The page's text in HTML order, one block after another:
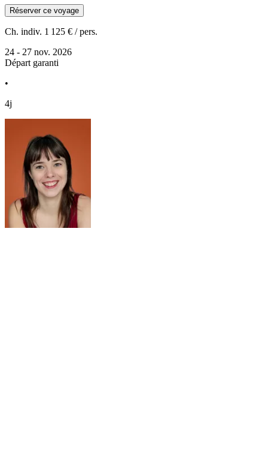
Réserver ce voyage
Ch. indiv. 1 125 € / pers.
24 - 27 nov. 2026
Départ garanti
•
4j